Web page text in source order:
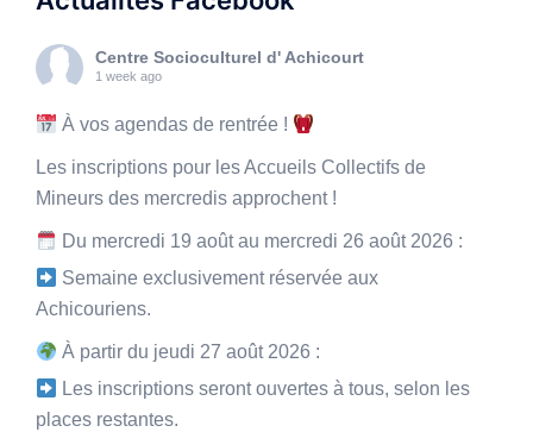
Centre Socioculturel d' Achicourt
1 week ago
À vos agendas de rentrée !
Les inscriptions pour les Accueils Collectifs de
Mineurs des mercredis approchent !
Du mercredi 19 août au mercredi 26 août 2026 :
Semaine exclusivement réservée aux
Achicouriens.
À partir du jeudi 27 août 2026 :
Les inscriptions seront ouvertes à tous, selon les
places restantes.